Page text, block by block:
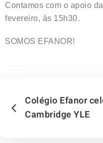
Contamos com o apoio
fevereiro, às 15h30.
SOMOS EFANOR!
Colégio Efanor
Cambridge YLE